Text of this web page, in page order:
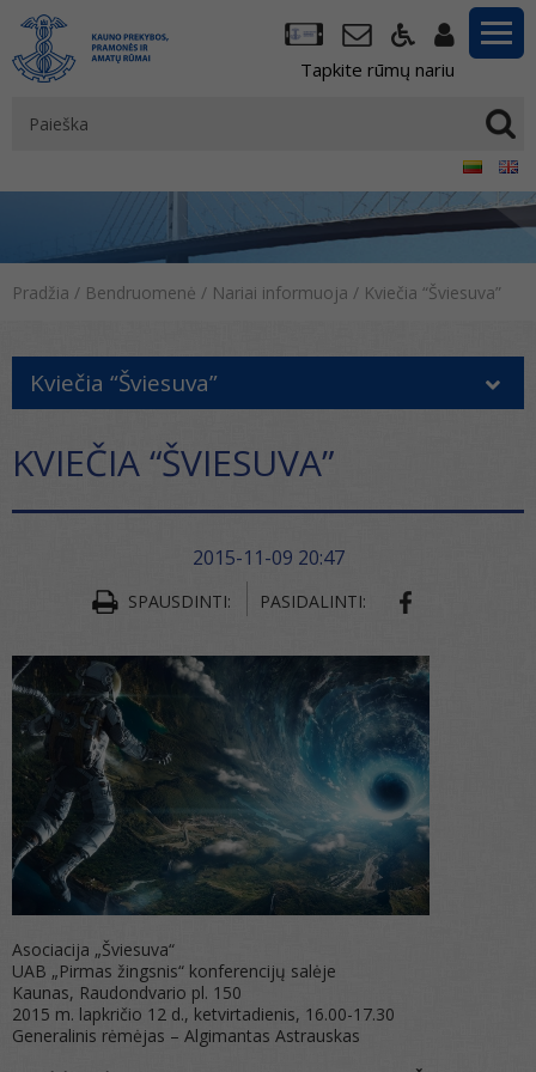
Tapkite rūmų nariu
Pradžia / Bendruomenė / Nariai informuoja / Kviečia “Šviesuva”
Kviečia “Šviesuva”
KVIEČIA “ŠVIESUVA”
2015-11-09 20:47
SPAUSDINTI: PASIDALINTI:
Asociacija „Šviesuva“
UAB „Pirmas žingsnis“ konferencijų salėje
Kaunas, Raudondvario pl. 150
2015 m. lapkričio 12 d., ketvirtadienis, 16.00-17.30
Generalinis rėmėjas – Algimantas Astrauskas